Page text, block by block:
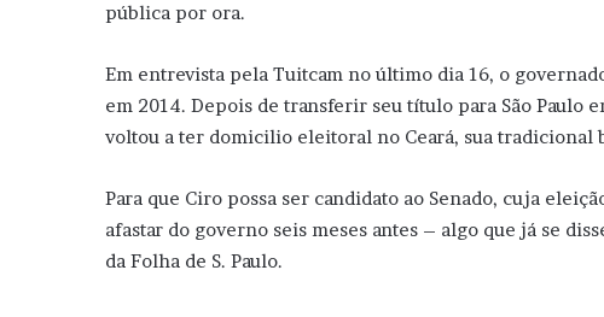
pública por ora.
Em entrevista pela Tuitcam no último dia 16, o
em 2014. Depois de transferir seu título para São Paulo
voltou a ter domicilio eleitoral no Ceará, sua tradicional
Para que Ciro possa ser candidato ao Senado, cuja
afastar do governo seis meses antes – algo que já se
da Folha de S. Paulo.